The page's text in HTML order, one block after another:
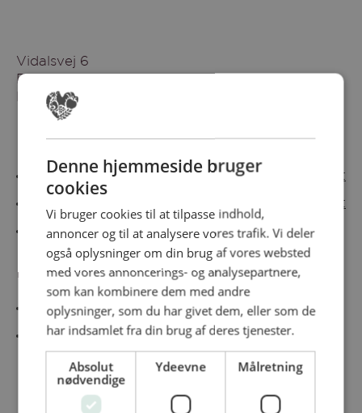
Vidalsvej 6
DK-9230 Svenstrup
Denmark
Besøg vores messesites
Cateringmesse Nord Cateringmesse Midt
Cateringmesse Øst
Cateringmesse Thy
Information
Cookiepolitk
Persondatapolitik
© Dansk Cater A/S - All rights reserved
Denne hjemmeside bruger
cookies
Vi bruger cookies til at tilpasse indhold,
annoncer og til at analysere vores trafik. Vi deler
også oplysninger om din brug af vores websted
med vores annoncerings- og analysepartnere,
som kan kombinere dem med andre
oplysninger, som du har givet dem, eller som de
har indsamlet fra din brug af deres tjenester.
Absolut
nødvendige
Ydeevne Målretning